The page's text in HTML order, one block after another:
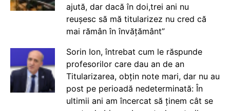
ajută, dar dacă în doi,trei ani nu
reușesc să mă titularizez nu cred că
mai rămân în învățământ”
Sorin Ion, întrebat cum le răspunde
profesorilor care dau an de an
Titularizarea, obțin note mari, dar nu au
post pe perioadă nedeterminată: În
ultimii ani am încercat să ținem cât se